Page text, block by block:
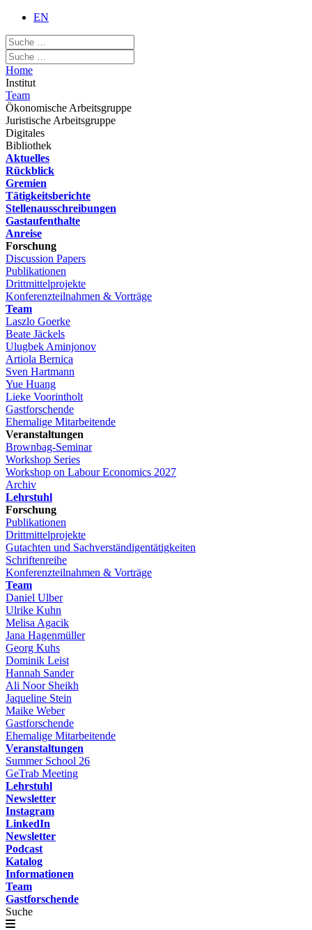
EN
Home
Institut
Team
Ökonomische Arbeitsgruppe
Juristische Arbeitsgruppe
Digitales
Bibliothek
Aktuelles
Rückblick
Gremien
Tätigkeitsberichte
Stellenausschreibungen
Gastaufenthalte
Anreise
Forschung
Discussion Papers
Publikationen
Drittmittelprojekte
Konferenzteilnahmen & Vorträge
Team
Laszlo Goerke
Beate Jäckels
Ulugbek Aminjonov
Artiola Bernica
Sven Hartmann
Yue Huang
Lieke Voorintholt
Gastforschende
Ehemalige Mitarbeitende
Veranstaltungen
Brownbag-Seminar
Workshop Series
Workshop on Labour Economics 2027
Archiv
Lehrstuhl
Forschung
Publikationen
Drittmittelprojekte
Gutachten und Sachverständigentätigkeiten
Schriftenreihe
Konferenzteilnahmen & Vorträge
Team
Daniel Ulber
Ulrike Kuhn
Melisa Agacik
Jana Hagenmüller
Georg Kuhs
Dominik Leist
Hannah Sander
Ali Noor Sheikh
Jaqueline Stein
Maike Weber
Gastforschende
Ehemalige Mitarbeitende
Veranstaltungen
Summer School 26
GeTrab Meeting
Lehrstuhl
Newsletter
Instagram
LinkedIn
Newsletter
Podcast
Katalog
Informationen
Team
Gastforschende
Suche